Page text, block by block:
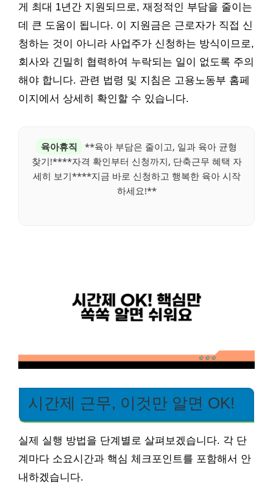
게 최대 1년간 지원되므로, 재정적인 부담을 줄이는
데 큰 도움이 됩니다. 이 지원금은 근로자가 직접 신
청하는 것이 아니라 사업주가 신청하는 방식이므로,
회사와 긴밀히 협력하여 누락되는 일이 없도록 주의
해야 합니다. 관련 법령 및 지침은 고용노동부 홈페
이지에서 상세히 확인할 수 있습니다.
육아휴직
**육아 부담은 줄이고, 일과 육아 균형
찾기!****자격 확인부터 신청까지, 단축근무 혜택 자
세히 보기****지금 바로 신청하고 행복한 육아 시작
하세요!**
시간제 근무, 이것만 알면 OK!
실제 실행 방법을 단계별로 살펴보겠습니다. 각 단
계마다 소요시간과 핵심 체크포인트를 포함해서 안
내하겠습니다.